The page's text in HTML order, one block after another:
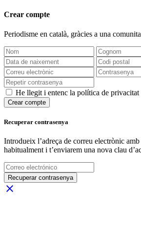
Crear compte
Periodisme en català, gràcies a una
He llegit i entenc la política de privacitat
Crear compte
Recuperar contrasenya
Introdueix l’adreça de correu electrònic
habitualment i t’enviarem una nova clau
Recuperar contrasenya
close